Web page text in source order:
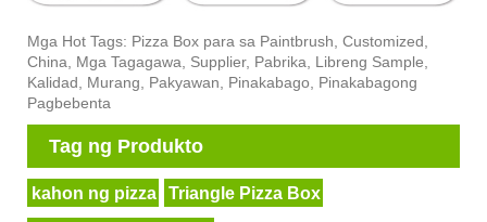
Mga Hot Tags: Pizza Box para sa Paintbrush, Customized,
China, Mga Tagagawa, Supplier, Pabrika, Libreng Sample,
Kalidad, Murang, Pakyawan, Pinakabago, Pinakabagong
Pagbebenta
Tag ng Produkto
kahon ng pizza Triangle Pizza Box